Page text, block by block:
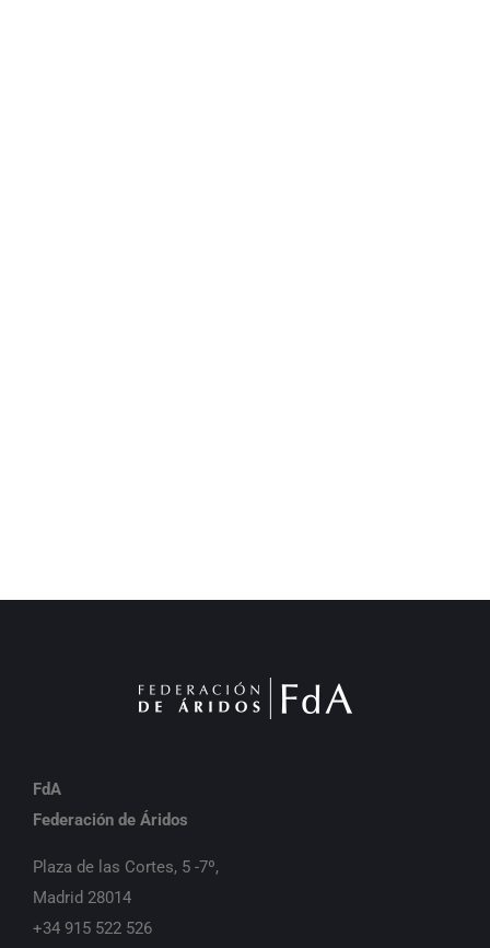
FdA
Federación de Áridos
Plaza de las Cortes, 5 -7º,
Madrid 28014
+34 915 522 526